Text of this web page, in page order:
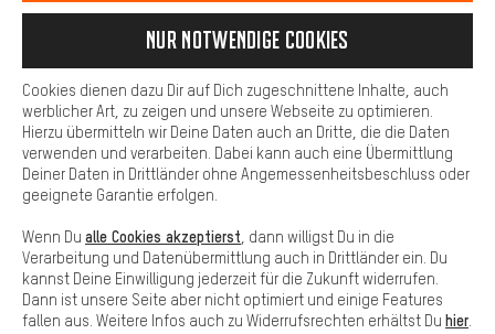
Hinweisgebersystem Hinweise zur Batterieentsorgung
Cookie-Einstellungen Kontrast ändern
Alle Preise verstehen sich in Euro und exkl. MwSt zuzüglich
Versandkostenfür Lieferung nachUSA.
Verfügung stellen. Zudem hast du die Möglichkeit zusätzliche
Services zu nutzen, die es dir erleichtern die richtigen Produkte zu
finden. Beispielsweise bieten wir eine Chat-Funktion an, damit
Fragen schnell und unkompliziert beantwortet werden können.
Basis
Basis-Cookies gewährleisten, dass Du unsere Webseite
grundsätzlich nutzen kannst.
Nur Notwendige Cookies
Cookies dienen dazu Dir auf Dich zugeschnittene Inhalte, auch
werblicher Art, zu zeigen und unsere Webseite zu optimieren.
Hierzu übermitteln wir Deine Daten auch an Dritte, die die Daten
verwenden und verarbeiten. Dabei kann auch eine Übermittlung
Deiner Daten in Drittländer ohne Angemessenheitsbeschluss oder
geeignete Garantie erfolgen.
Wenn Du alle Cookies akzeptierst , dann willigst Du in die
Verarbeitung und Datenübermittlung auch in Drittländer ein. Du
kannst Deine Einwilligung jederzeit für die Zukunft widerrufen.
Dann ist unsere Seite aber nicht optimiert und einige Features
fallen aus. Weitere Infos auch zu Widerrufsrechten erhältst Du hier